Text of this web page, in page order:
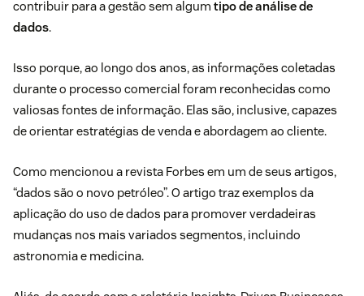
contribuir para a gestão sem algum tipo de análise de
dados.
Isso porque, ao longo dos anos, as informações coletadas
durante o processo comercial foram reconhecidas como
valiosas fontes de informação. Elas são, inclusive, capazes
de orientar estratégias de venda e abordagem ao cliente.
Como mencionou a revista Forbes em um de seus artigos,
“dados são o novo petróleo”. O artigo traz exemplos da
aplicação do uso de dados para promover verdadeiras
mudanças nos mais variados segmentos, incluindo
astronomia e medicina.